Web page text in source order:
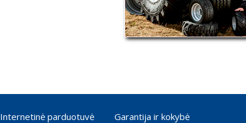
Internetinė parduotuvė
Garantija ir kokybė